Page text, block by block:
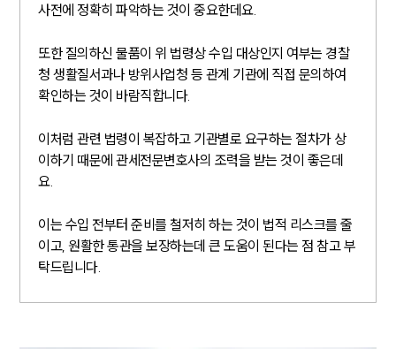
사전에 정확히 파악하는 것이 중요한데요.
또한 질의하신 물품이 위 법령상 수입 대상인지 여부는 경찰
청 생활질서과나 방위사업청 등 관계 기관에 직접 문의하여
확인하는 것이 바람직합니다.
이처럼 관련 법령이 복잡하고 기관별로 요구하는 절차가 상
이하기 때문에 관세전문변호사의 조력을 받는 것이 좋은데
요.
이는 수입 전부터 준비를 철저히 하는 것이 법적 리스크를 줄
이고, 원활한 통관을 보장하는데 큰 도움이 된다는 점 참고 부
탁드립니다.